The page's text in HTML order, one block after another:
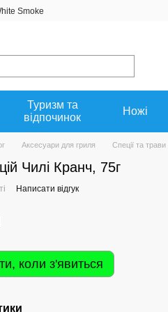
Smoke
Туризм та
відпочинок
Ножі
Аксесуари для гриля Спеції та трави
Чилі Кранч, 75г
Написати відгук
коли з'явиться